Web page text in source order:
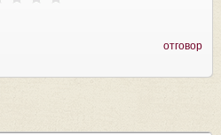
отговор